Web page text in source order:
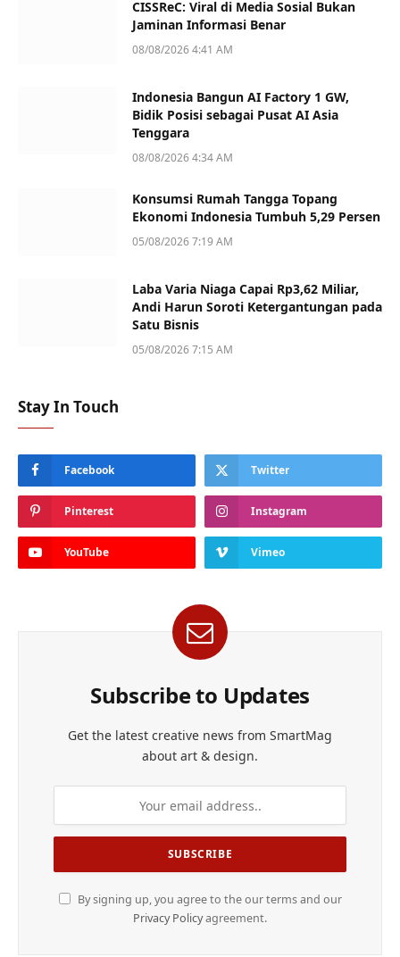
CISSReC: Viral di Media Sosial Bukan
Jaminan Informasi Benar
08/08/2026 4:41 AM
Indonesia Bangun AI Factory 1 GW,
Bidik Posisi sebagai Pusat AI Asia
Tenggara
08/08/2026 4:34 AM
Konsumsi Rumah Tangga Topang
Ekonomi Indonesia Tumbuh 5,29 Persen
05/08/2026 7:19 AM
Laba Varia Niaga Capai Rp3,62 Miliar,
Andi Harun Soroti Ketergantungan pada
Satu Bisnis
05/08/2026 7:15 AM
Stay In Touch
Facebook Twitter
Pinterest Instagram
YouTube Vimeo
Subscribe to Updates
Get the latest creative news from SmartMag
about art & design.
By signing up, you agree to the our terms and our
Privacy Policyagreement.